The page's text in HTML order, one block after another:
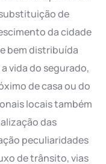
de
da cidade
bem distribuída
vida do segurado,
de casa ou do
locais também
das
peculiaridades
de trânsito, vias